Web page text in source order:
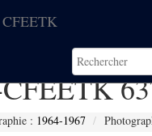
: 1964-1967